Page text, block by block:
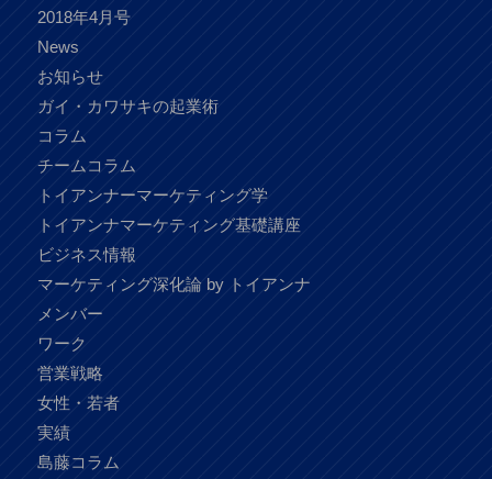
2018年4月号
News
お知らせ
ガイ・カワサキの起業術
コラム
チームコラム
トイアンナーマーケティング学
トイアンナマーケティング基礎講座
ビジネス情報
マーケティング深化論 by トイアンナ
メンバー
ワーク
営業戦略
女性・若者
実績
島藤コラム